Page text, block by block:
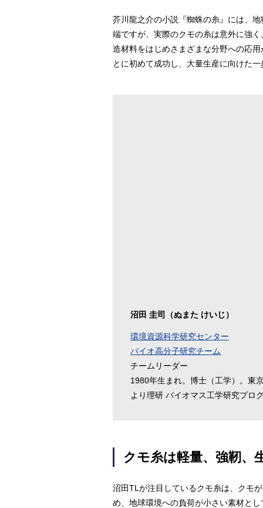
芥川龍之介の小説『蜘蛛の糸』には、
端ですが、実際のクモの糸は意外に強
造材料をはじめさまざまな分野への応
とに初めて成功し、大量生産に向けた
沼田 圭司（ぬまた けいじ）
環境資源科学研究センター
バイオ高分子研究チーム
チームリーダー
1980年生まれ。博士（工学）。東
より理研 バイオマス工学研究プロ
クモ糸は軽量、強靭、
沼田TLが注目しているクモ糸は、クモ
め、地球環境への負荷が小さい素材と